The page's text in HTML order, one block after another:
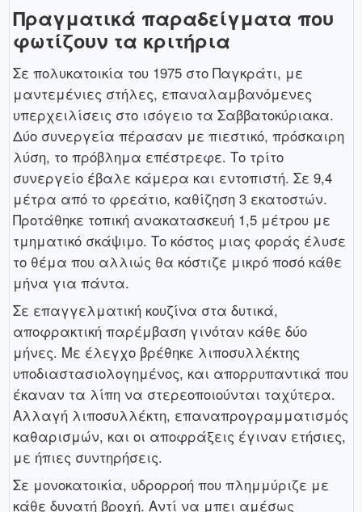
Πραγματικά παραδείγματα που
φωτίζουν τα κριτήρια
Σε πολυκατοικία του 1975 στο Παγκράτι, με
μαντεμένιες στήλες, επαναλαμβανόμενες
υπερχειλίσεις στο ισόγειο τα Σαββατοκύριακα.
Δύο συνεργεία πέρασαν με πιεστικό, πρόσκαιρη
λύση, το πρόβλημα επέστρεφε. Το τρίτο
συνεργείο έβαλε κάμερα και εντοπιστή. Σε 9,4
μέτρα από το φρεάτιο, καθίζηση 3 εκατοστών.
Προτάθηκε τοπική ανακατασκευή 1,5 μέτρου με
τμηματικό σκάψιμο. Το κόστος μιας φοράς έλυσε
το θέμα που αλλιώς θα κόστιζε μικρό ποσό κάθε
μήνα για πάντα.
Σε επαγγελματική κουζίνα στα δυτικά,
αποφρακτική παρέμβαση γινόταν κάθε δύο
μήνες. Με έλεγχο βρέθηκε λιποσυλλέκτης
υποδιαστασιολογημένος, και απορρυπαντικά που
έκαναν τα λίπη να στερεοποιούνται ταχύτερα.
Αλλαγή λιποσυλλέκτη, επαναπρογραμματισμός
καθαρισμών, και οι αποφράξεις έγιναν ετήσιες,
με ήπιες συντηρήσεις.
Σε μονοκατοικία, υδρορροή που πλημμύριζε με
κάθε δυνατή βροχή. Αντί να μπει αμέσως